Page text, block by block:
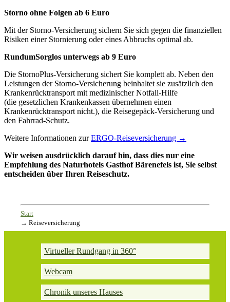
Storno ohne Folgen ab 6 Euro
Mit der Storno-Versicherung sichern Sie sich gegen die finanziellen
Risiken einer Stornierung oder eines Abbruchs optimal ab.
RundumSorglos unterwegs ab 9 Euro
Die StornoPlus-Versicherung sichert Sie komplett ab. Neben den
Leistungen der Storno-Versicherung beinhaltet sie zusätzlich den
Krankenrücktransport mit medizinischer Notfall-Hilfe
(die gesetzlichen Krankenkassen übernehmen einen
Krankenrücktransport nicht.), die Reisegepäck-Versicherung und
den Fahrrad-Schutz.
Weitere Informationen zurERGO-Reiseversicherung →
Wir weisen ausdrücklich darauf hin, dass dies nur eine
Empfehlung des Naturhotels Gasthof Bärenefels ist, Sie selbst
entscheiden über Ihren Reiseschutz.
Start
→ Reiseversicherung
Virtueller Rundgang in 360°
Webcam
Chronik unseres Hauses